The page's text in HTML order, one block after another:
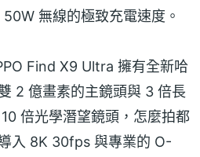
無線的極致充電速度。
Find X9 Ultra 擁有全新哈
2 億畫素的主鏡頭與 3 倍長
倍光學潛望鏡頭，怎麼拍都
入 8K 30fps 與專業的 O-